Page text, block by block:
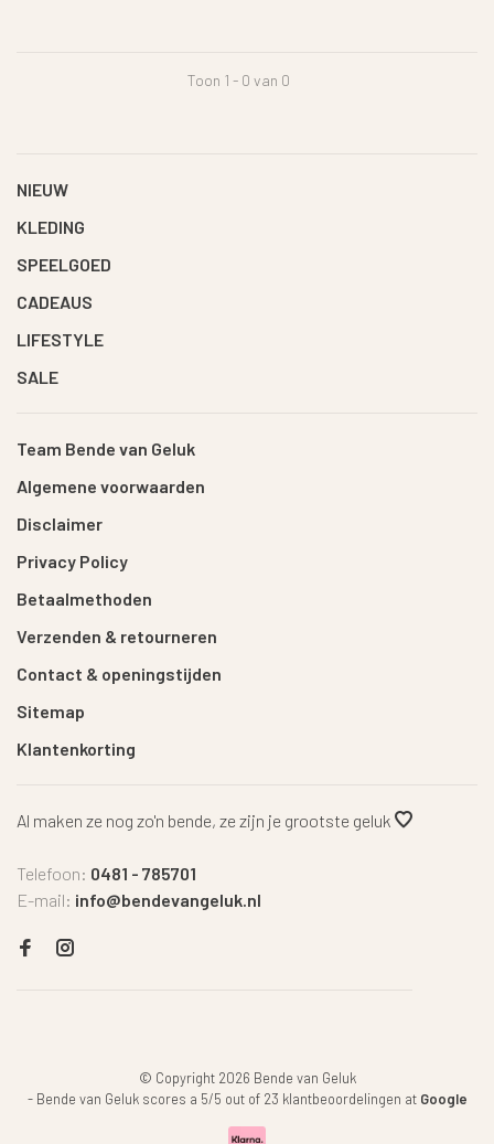
Toon 1 - 0 van 0
NIEUW
KLEDING
SPEELGOED
CADEAUS
LIFESTYLE
SALE
Team Bende van Geluk
Algemene voorwaarden
Disclaimer
Privacy Policy
Betaalmethoden
Verzenden & retourneren
Contact & openingstijden
Sitemap
Klantenkorting
Al maken ze nog zo'n bende, ze zijn je grootste geluk
Telefoon: 0481 - 785701
E-mail: info@bendevangeluk.nl
© Copyright 2026 Bende van Geluk
- Bende van Geluk scores a 5/5 out of 23 klantbeoordelingen at Google